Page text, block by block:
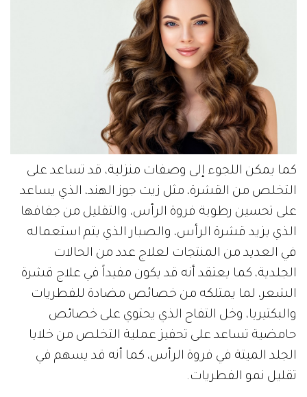
كما يمكن اللجوء إلى وصفات منزلية، قد تساعد على
التخلص من القشرة، مثل زيت جوز الهند، الذي يساعد
على تحسين رطوبة فروة الرأس، والتقليل من جفافها
الذي يزيد قشرة الرأس، والصبار الذي يتم استعماله
في العديد من المنتجات لعلاج عدد من الحالات
الجلدية، كما يعتقد أنه قد يكون مفيداً في علاج قشرة
الشعر، لما يمتلكه من خصائص مضادة للفطريات
والبكتيريا، وخل التفاح الذي يحتوي على خصائص
حامضية تساعد على تحفيز عملية التخلص من خلايا
الجلد الميتة في فروة الرأس، كما أنه قد يسهم في
تقليل نمو الفطريات.